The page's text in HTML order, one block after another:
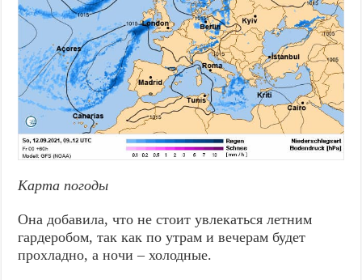
Карта погоды
Она добавила, что не стоит увлекаться летним
гардеробом, так как по утрам и вечерам будет
прохладно, а ночи – холодные.